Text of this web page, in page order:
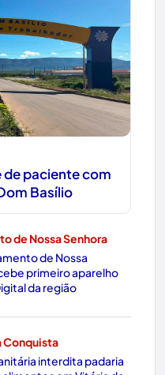
de paciente com
Basílio
de Nossa Senhora
de Nossa
primeiro aparelho
da região
Conquista
interdita padaria